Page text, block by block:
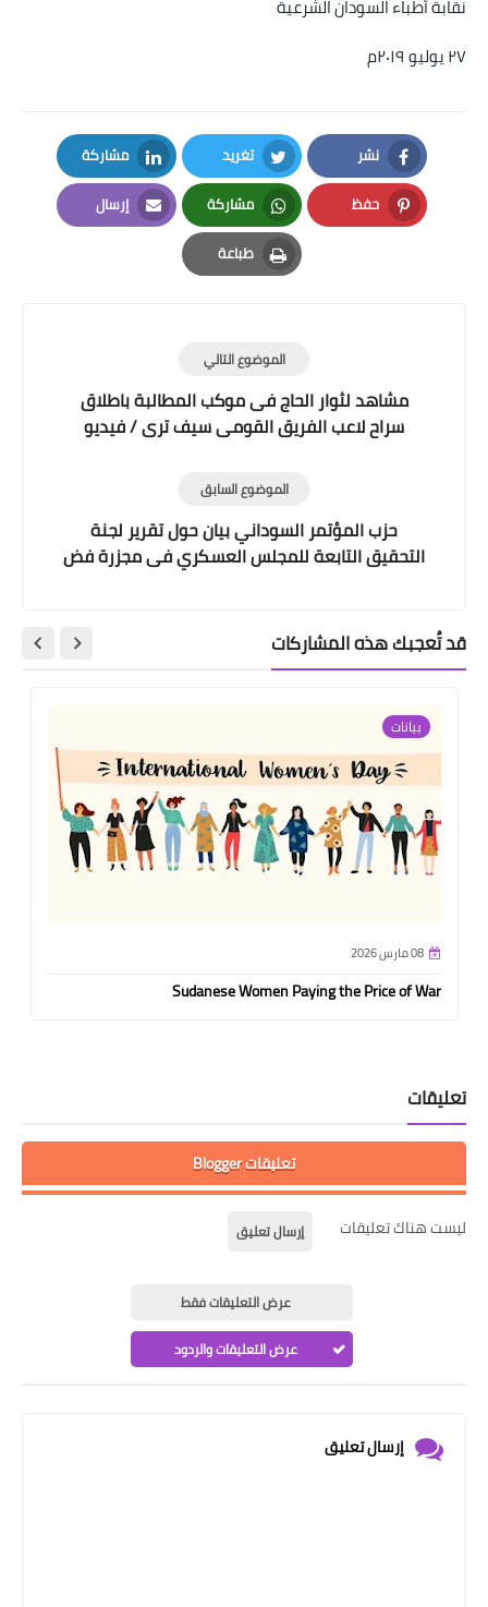
نقابة أطباء السودان الشرعية
٢٧يوليو ٢٠١٩م
نشر
Facebook
تغريد
Twitter
مشاركة
LinkedIn
حفظ
Pinterest
مشاركة
Whatsapp
إرسال
Email
طباعة
Print
الموضوع التالي
مشاهد لثوار الحاج فى موكب المطالبة باطلاق
سراح لاعب الفريق القومى سيف ترى / فيديو
الموضوع السابق
حزب المؤتمر السوداني بيان حول تقرير لجنة
التحقيق التابعة للمجلس العسكري فى مجزرة فض
قد تُعجبك هذه المشاركات
بيانات
08 مارس 2026
Sudanese Women Paying the Price of War
تعليقات
تعليقات Blogger
ليست هناك تعليقات إرسال تعليق
عرض التعليقات فقط
عرض التعليقات والردود
إرسال تعليق